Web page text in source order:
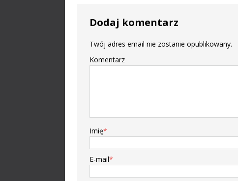
Dodaj komentarz
Twój adres email nie zostanie opublikowany.
Komentarz
Imię*
E-mail*